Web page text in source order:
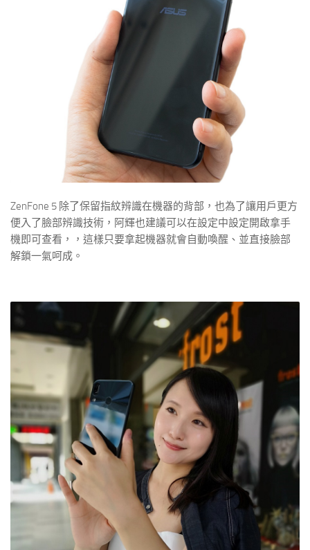
ZenFone 5 除了保留指紋辨識在機器的背部，也為了讓用戶更方
便入了臉部辨識技術，阿輝也建議可以在設定中設定開啟拿手
機即可查看，，這樣只要拿起機器就會自動喚醒、並直接臉部
解鎖一氣呵成。